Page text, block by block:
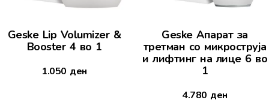
Geske Lip Volumizer &
Booster 4 во 1
1.050 ден
Geske Апарат за
третман со микроструја
и лифтинг на лице 6 во
1
4.780 ден